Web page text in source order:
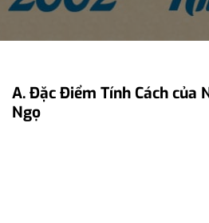
A. Đặc Điểm Tính Cách của
Ngọ